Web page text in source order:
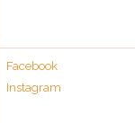
Facebook
Instagram